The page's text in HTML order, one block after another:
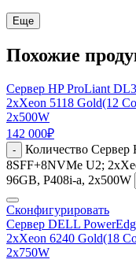
Еще
Похожие
Сервер HP ProLiant
2xXeon 5118 Gold(12
2x500W
142 000₽
-
Количество Сервер
8SFF+8NVMe U2;
96GB, P408i-a, 2x500W
Сконфигурировать
Сервер DELL
2xXeon 6240 Gold(18
2x750W